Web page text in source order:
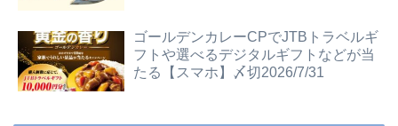
ゴールデンカレーCPでJTBトラベルギ
フトや選べるデジタルギフトなどが当
たる【スマホ】〆切2026/7/31